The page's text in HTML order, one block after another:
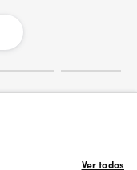
Ver todos